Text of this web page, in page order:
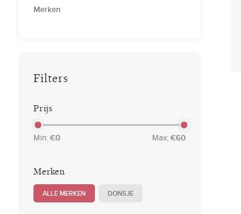
Merken
Filters
Prijs
Min: €0 Max: €60
Merken
ALLE MERKEN DONSJE